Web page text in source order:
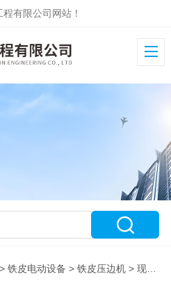
有限公司网站！
>铁皮电动设备 >铁皮压边机 > 现货供应50公分电动卷圆压边机新价格